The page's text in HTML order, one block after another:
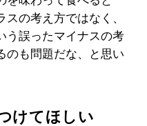
の考え方ではなく、
う誤ったマイナスの考
のも問題だな、と思い
けてほしい